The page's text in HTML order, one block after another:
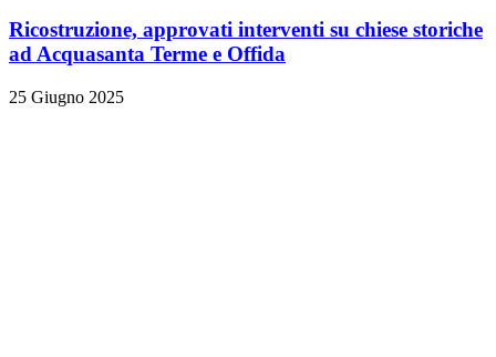
Ricostruzione, approvati interventi su chiese storiche
ad Acquasanta Terme e Offida
25 Giugno 2025